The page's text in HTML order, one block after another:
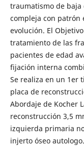
traumatismo de
compleja con patrón
evolución. El
tratamiento de las
pacientes de edad
fijación interna
Se realiza en un 1er
placa de
Abordaje de Kocher
reconstrucción 3,5
izquierda primaria
injerto óseo